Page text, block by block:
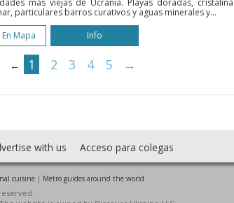
más viejas de Ucrania. Playas doradas, cristalina
particulares barros curativos y aguas minerales y...
Mapa
Info
← 1 2 3 4 5 →
with us Acceso para colegas
cuisine| Metro guides around the world